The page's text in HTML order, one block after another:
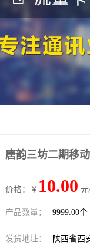
唐韵三坊二期移
价格：￥ 10.00
产品数量： 9999.00个
发货地址： 陕西省西